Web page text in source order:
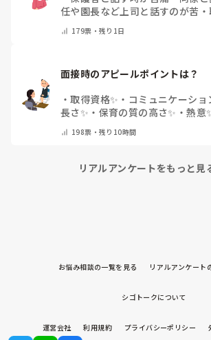
任や園長など上司と話すのが苦 ・
他(コメントで教えてください)
179票・残り1日
面接時のアピールポイントは？
・取得資格✨ ・ コミュニケーショ
長さ✨ ・ 保育の質の高さ✨ ・熱意
198票・残り10時間
リアルアンケートをもっと見
お悩み相談の一覧を見る リアルアンケート
シゴトークについて
運営会社 利用規約 プライバシーポリシー